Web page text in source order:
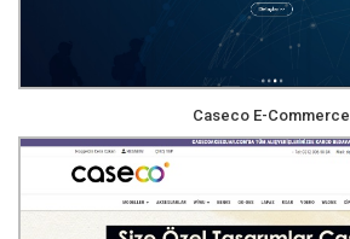
Caseco E-Commerce